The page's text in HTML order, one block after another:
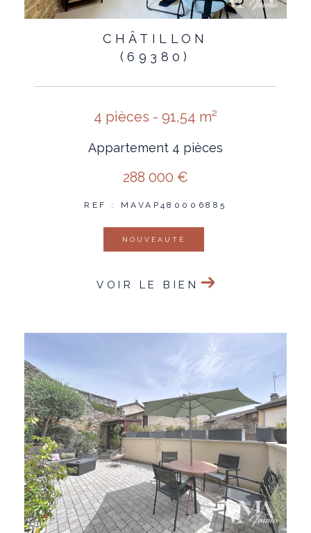
CHÂTILLON
(69380)
4 pièces - 91,54 m²
Appartement 4 pièces
288 000 €
REF : MAVAP480006885
NOUVEAUTÉ
VOIR LE BIEN